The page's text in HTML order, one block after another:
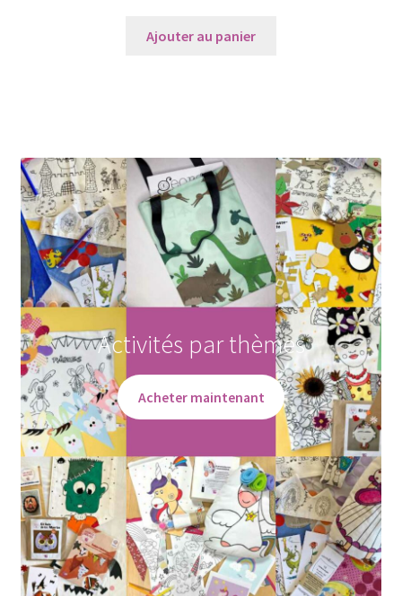
Ajouter au panier
Activités par thèmes
Acheter maintenant